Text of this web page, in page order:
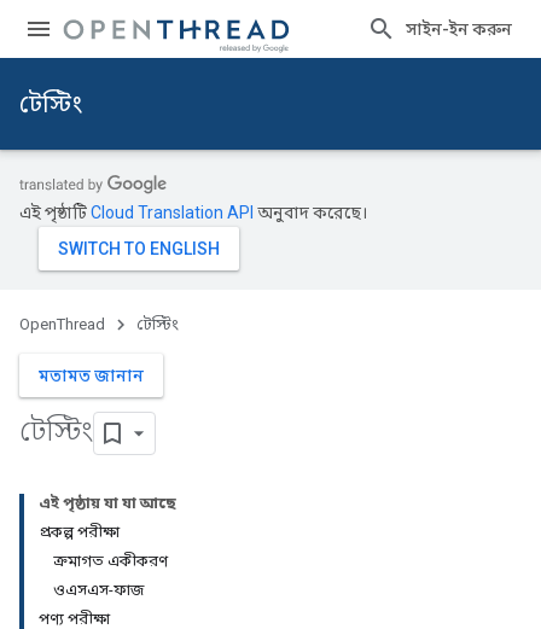
সাইন-ইন করুন
টেস্টিং
এই পৃষ্ঠাটিCloud Translation API অনুবাদ করেছে।
OpenThread টেস্টিং
মতামত জানান
টেস্টিং
এই পৃষ্ঠায় যা যা আছে
প্রকল্প পরীক্ষা
ক্রমাগত একীকরণ
ওএসএস-ফাজ
পণ্য পরীক্ষা